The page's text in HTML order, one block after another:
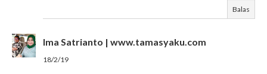
Balas
Ima Satrianto | www.tamasyaku.com
18/2/19